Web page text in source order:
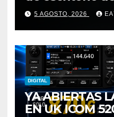
elemento
5 AGOSTO, 2026
DIGITAL
YA ABIERTAS
EN UK ICOM